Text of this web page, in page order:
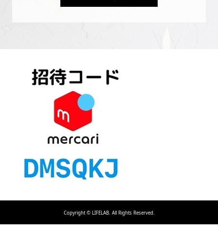
Copyright ©LIFELAB. All Rights Reserved.